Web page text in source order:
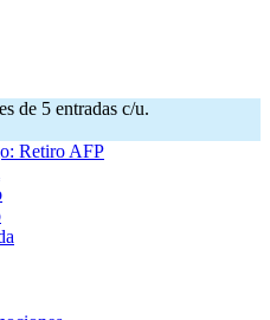
de 5 entradas c/u.
Retiro AFP